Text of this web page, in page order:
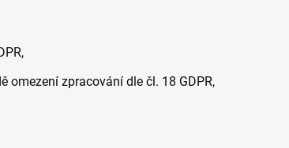
omezení zpracování dle čl. 18 GDPR,